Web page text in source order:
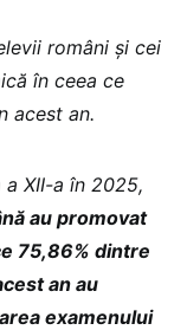
români și cei
în ceea ce
acest an.
XII-a în 2025,
au promovat
75,86% dintre
an au
examenului